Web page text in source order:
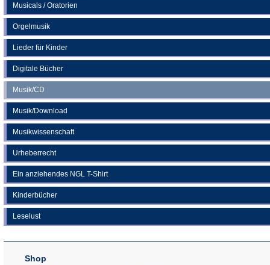
Musicals / Oratorien
Orgelmusik
Lieder für Kinder
Digitale Bücher
Musik/CD
Musik/Download
Musikwissenschaft
Urheberrecht
Ein anziehendes NGL T-Shirt
Kinderbücher
Leselust
Shop